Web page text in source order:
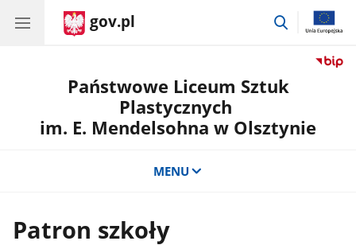
gov.pl
przejdź
Państwowe Liceum Sztuk
Plastycznych
im. E. Mendelsohna w Olsztynie
MENU
Patron szkoły